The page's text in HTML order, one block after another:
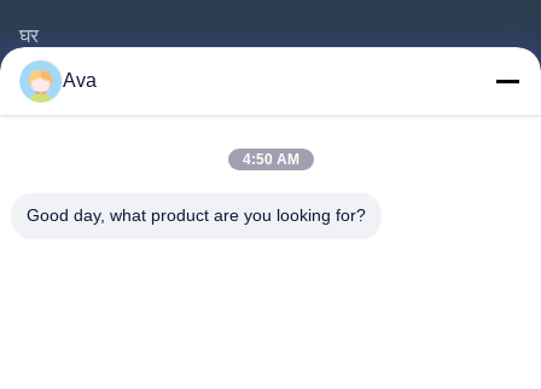
घर
उत्पाद
वीडियो
कारखाने का दौरा
Ava
4:50 AM
Good day, what product are you looking for?